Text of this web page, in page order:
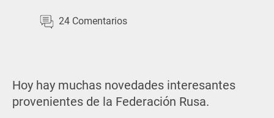
24 Comentarios
Hoy hay muchas novedades interesantes
provenientes de la Federación Rusa.